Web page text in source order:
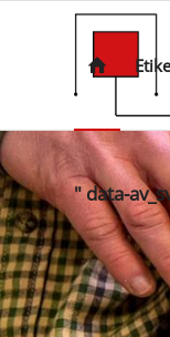
" data-